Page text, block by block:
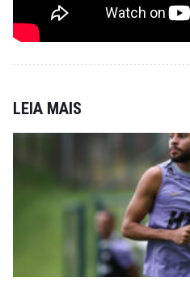
LEIA MAIS